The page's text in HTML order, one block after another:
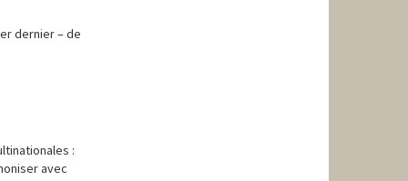
dernier – de
:
avec